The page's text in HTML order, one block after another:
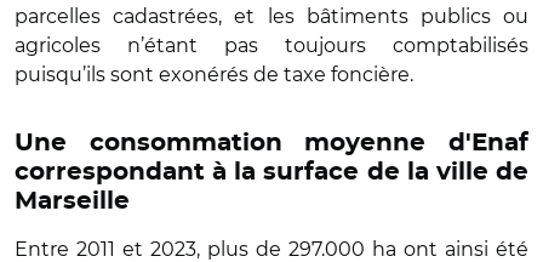
parcelles cadastrées, et les bâtiments publics ou
agricoles n’étant pas toujours comptabilisés
puisqu’ils sont exonérés de taxe foncière.
Une consommation moyenne d'Enaf
correspondant à la surface de la ville de
Marseille
Entre 2011 et 2023, plus de 297.000 ha ont ainsi été